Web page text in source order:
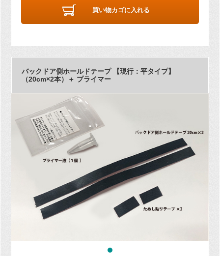
買い物カゴに入れる
バックドア側ホールドテープ 【現行：平タイプ】
（20cm×2本）＋ プライマー